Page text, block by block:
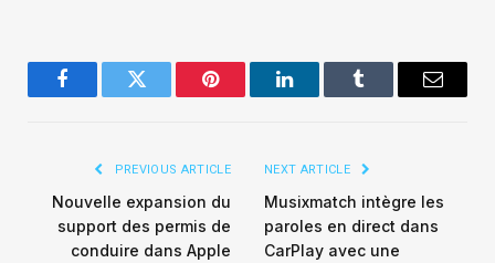
FacebookTwitter Pinterest LinkedInTumblr Email
PREVIOUS ARTICLE
Nouvelle expansion du
support des permis de
conduire dans Apple
NEXT ARTICLE
Musixmatch intègre les
paroles en direct dans
CarPlay avec une